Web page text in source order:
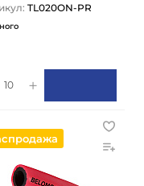
TL020ON-PR
10